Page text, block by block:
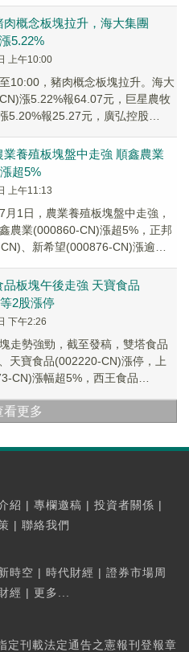
肉概念板塊拉升，海大集團
5.22%
上午10:00
10:00，豬肉概念板塊拉升。海大
漲5.22%報64.07元，巨星農牧
5.20%報25.27元，廣弘控股
業養殖板塊盤中走強 順鑫農業
超5%
上午11:13
月1日，農業養殖板塊盤中走強，
農業(000860-CN)漲超5%，正邦
、新希望(000876-CN)漲逾
品板塊午後走強 天寶食品
2股漲停
下午2:26
走勢強勁，截至發稿，雙塔食品
天寶食品(002220-CN)漲停，上
CN)漲幅超5%，西王食品
看更多
紹 | 專欄邀稿 | 投資者關係 |
| 聯絡我們
時空 | 時代財經 | 證券市場周
經 | 更多...
定刊載法定通告之憲報刊登報章